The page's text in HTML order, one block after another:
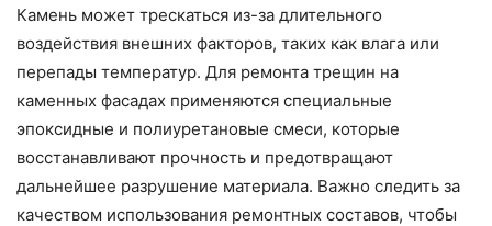
Камень может трескаться из-за длительного
воздействия внешних факторов, таких как влага или
перепады температур. Для ремонта трещин на
каменных фасадах применяются специальные
эпоксидные и полиуретановые смеси, которые
восстанавливают прочность и предотвращают
дальнейшее разрушение материала. Важно следить за
качеством использования ремонтных составов, чтобы